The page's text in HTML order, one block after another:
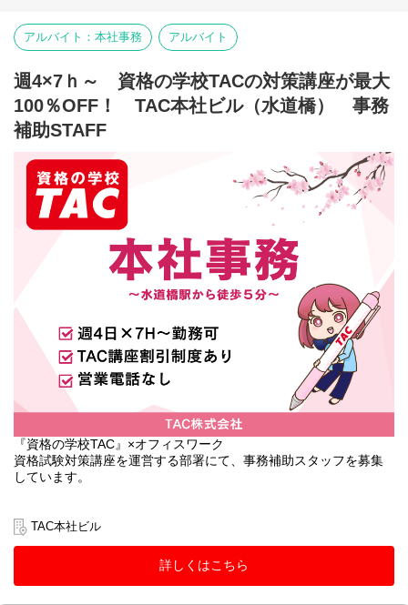
アルバイト：本社事務 アルバイト
週4×7ｈ～ 資格の学校TACの対策講座が最大
100％OFF！ TAC本社ビル（水道橋） 事務
補助STAFF
『資格の学校TAC』×オフィスワーク
資格試験対策講座を運営する部署にて、事務補助スタッフを募集
しています。
TAC本社ビル
詳しくはこちら